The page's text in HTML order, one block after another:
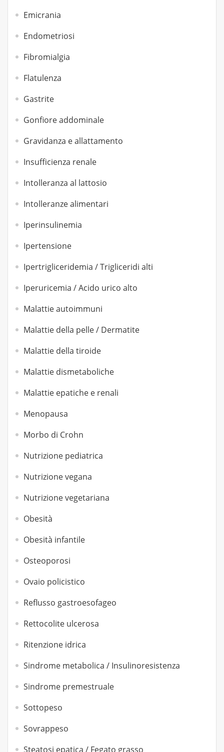
Emicrania
Endometriosi
Fibromialgia
Flatulenza
Gastrite
Gonfiore addominale
Gravidanza e allattamento
Insufficienza renale
Intolleranza al lattosio
Intolleranze alimentari
Iperinsulinemia
Ipertensione
Ipertrigliceridemia / Trigliceridi alti
Iperuricemia / Acido urico alto
Malattie autoimmuni
Malattie della pelle / Dermatite
Malattie della tiroide
Malattie dismetaboliche
Malattie epatiche e renali
Menopausa
Morbo di Crohn
Nutrizione pediatrica
Nutrizione vegana
Nutrizione vegetariana
Obesità
Obesità infantile
Osteoporosi
Ovaio policistico
Reflusso gastroesofageo
Rettocolite ulcerosa
Ritenzione idrica
Sindrome metabolica / Insulinoresistenza
Sindrome premestruale
Sottopeso
Sovrappeso
Steatosi epatica / Fegato grasso